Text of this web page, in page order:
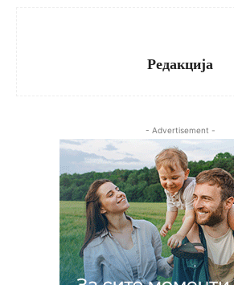
Редакција
- Advertisement -